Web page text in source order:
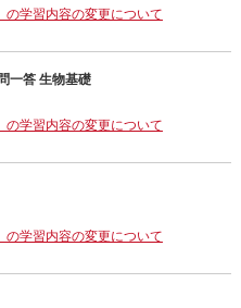
の学習内容の変更について
一答 生物基礎
の学習内容の変更について
の学習内容の変更について